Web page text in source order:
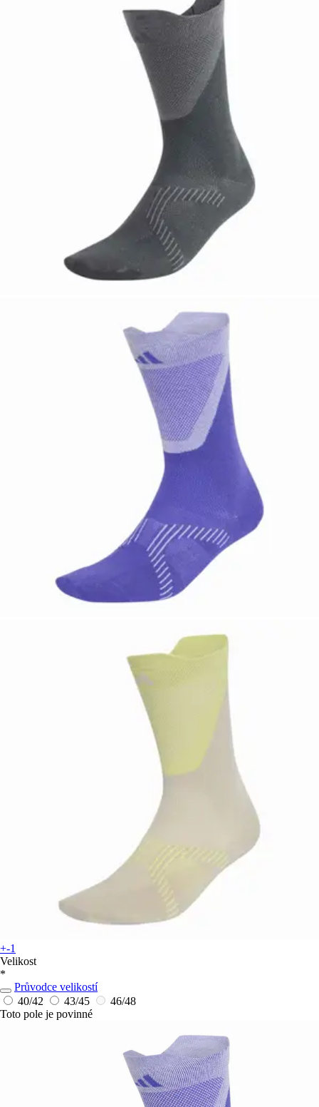
+-1
Velikost
*
Průvodce velikostí
40/42
43/45
46/48
Toto pole je povinné